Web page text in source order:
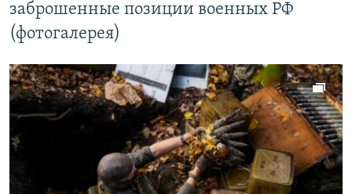
заброшенные позиции военных РФ
(фотогалерея)